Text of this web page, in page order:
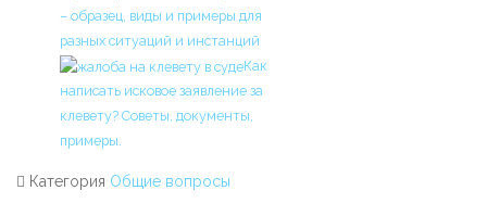
– образец, виды и примеры для
разных ситуаций и инстанций
Как
написать исковое заявление за
клевету? Советы, документы,
примеры.
Категория Общие вопросы